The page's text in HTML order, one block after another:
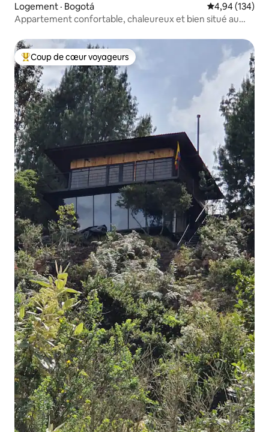
Logement · Bogotá Note
4,94 (134)
Appartement confortable, chaleureux et bien situé au
Coup de cœur voyageurs parmi les plus aimés
Coup de cœur voyageurs